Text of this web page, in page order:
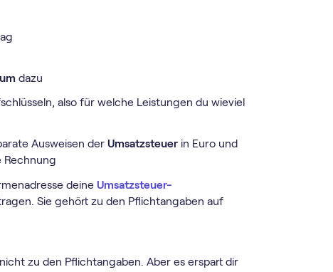
dazu
also für welche Leistungen du wieviel
Ausweisen der Umsatzsteuerin Euro und
Rechnung
deine Umsatzsteuer-
Sie gehört zu den Pflichtangaben auf
zu den Pflichtangaben. Aber es erspart dir